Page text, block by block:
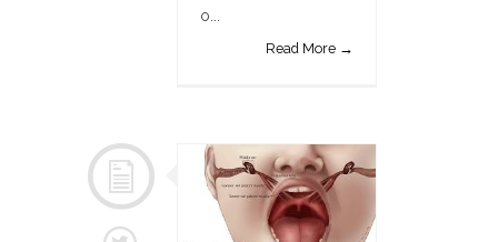
o...
Read More →